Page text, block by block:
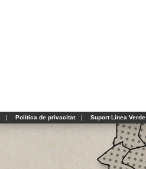
| Política de privacitat | Suport Línea Verde